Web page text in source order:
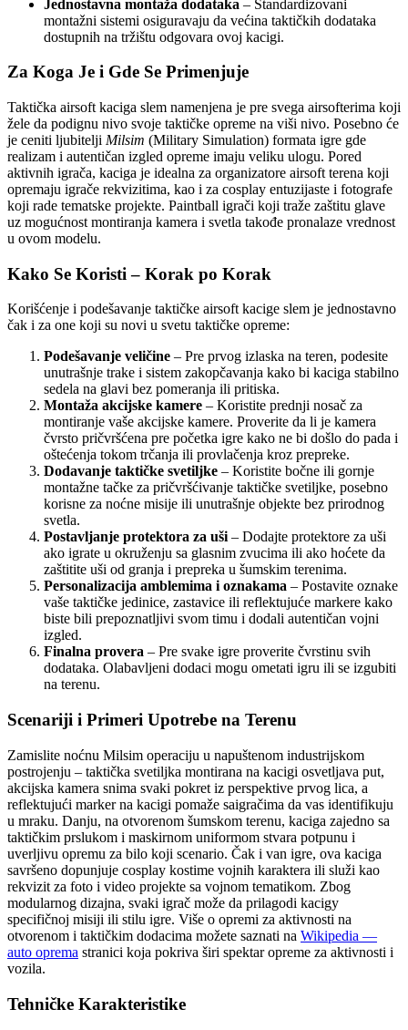
Jednostavna montaža dodataka – Standardizovani
montažni sistemi osiguravaju da većina taktičkih dodataka
dostupnih na tržištu odgovara ovoj kacigi.
Za Koga Je i Gde Se Primenjuje
Taktička airsoft kaciga slem namenjena je pre svega airsofterima koji
žele da podignu nivo svoje taktičke opreme na viši nivo. Posebno će
je ceniti ljubitelji Milsim (Military Simulation) formata igre gde
realizam i autentičan izgled opreme imaju veliku ulogu. Pored
aktivnih igrača, kaciga je idealna za organizatore airsoft terena koji
opremaju igrače rekvizitima, kao i za cosplay entuzijaste i fotografe
koji rade tematske projekte. Paintball igrači koji traže zaštitu glave
uz mogućnost montiranja kamera i svetla takođe pronalaze vrednost
u ovom modelu.
Kako Se Koristi – Korak po Korak
Korišćenje i podešavanje taktičke airsoft kacige slem je jednostavno
čak i za one koji su novi u svetu taktičke opreme:
Podešavanje veličine – Pre prvog izlaska na teren, podesite
unutrašnje trake i sistem zakopčavanja kako bi kaciga stabilno
sedela na glavi bez pomeranja ili pritiska.
Montaža akcijske kamere – Koristite prednji nosač za
montiranje vaše akcijske kamere. Proverite da li je kamera
čvrsto pričvršćena pre početka igre kako ne bi došlo do pada i
oštećenja tokom trčanja ili provlačenja kroz prepreke.
Dodavanje taktičke svetiljke – Koristite bočne ili gornje
montažne tačke za pričvršćivanje taktičke svetiljke, posebno
korisne za noćne misije ili unutrašnje objekte bez prirodnog
svetla.
Postavljanje protektora za uši– Dodajte protektore za uši
ako igrate u okruženju sa glasnim zvucima ili ako hoćete da
zaštitite uši od granja i prepreka u šumskim terenima.
Personalizacija amblemima i oznakama – Postavite oznake
vaše taktičke jedinice, zastavice ili reflektujuće markere kako
biste bili prepoznatljivi svom timu i dodali autentičan vojni
izgled.
Finalna provera – Pre svake igre proverite čvrstinu svih
dodataka. Olabavljeni dodaci mogu ometati igru ili se izgubiti
na terenu.
Scenariji i Primeri Upotrebe na Terenu
Zamislite noćnu Milsim operaciju u napuštenom industrijskom
postrojenju – taktička svetiljka montirana na kacigi osvetljava put,
akcijska kamera snima svaki pokret iz perspektive prvog lica, a
reflektujući marker na kacigi pomaže saigračima da vas identifikuju
u mraku. Danju, na otvorenom šumskom terenu, kaciga zajedno sa
taktičkim prslukom i maskirnom uniformom stvara potpunu i
uverljivu opremu za bilo koji scenario. Čak i van igre, ova kaciga
savršeno dopunjuje cosplay kostime vojnih karaktera ili služi kao
rekvizit za foto i video projekte sa vojnom tematikom. Zbog
modularnog dizajna, svaki igrač može da prilagodi kacigу
specifičnoj misiji ili stilu igre. Više o opremi za aktivnosti na
otvorenom i taktičkim dodacima možete saznati na Wikipedia —
auto oprema stranici koja pokriva širi spektar opreme za aktivnosti i
vozila.
Tehničke Karakteristike